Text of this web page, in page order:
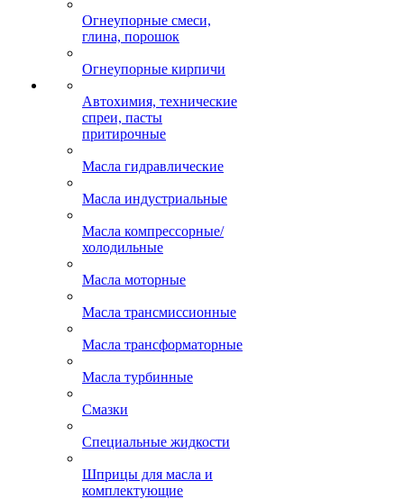
Огнеупорные смеси,
глина, порошок
Огнеупорные кирпичи
Автохимия, технические
спреи, пасты
притирочные
Масла гидравлические
Масла индустриальные
Масла компрессорные/
холодильные
Масла моторные
Масла трансмиссионные
Масла трансформаторные
Масла турбинные
Смазки
Специальные жидкости
Шприцы для масла и
комплектующие